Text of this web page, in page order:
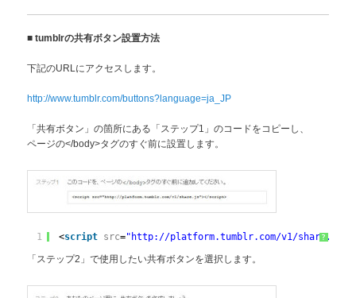
■tumblrの共有ボタン設置方法
下記のURLにアクセスします。
http://www.tumblr.com/buttons?language=ja_JP
「共有ボタン」の箇所にある「ステップ1」のコードをコピーし、
ページの</body>タグのすぐ前に設置します。
?
1 <script src="http://platform.tumblr.com/v1/share.js"
「ステップ2」で使用したい共有ボタンを選択します。